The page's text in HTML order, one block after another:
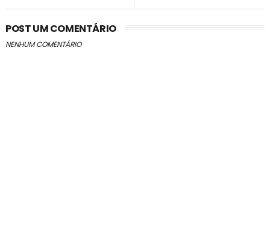
POST UM COMENTÁRIO
NENHUM COMENTÁRIO